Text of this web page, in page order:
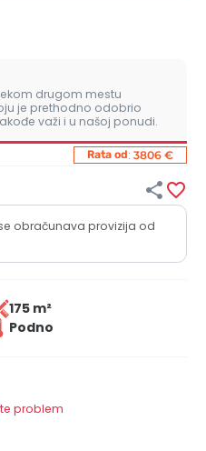
drugom mestu
je prethodno odobrio
važi i u našoj ponudi.
Rata od: 3806 €
 
obračunava provizija od
175 m²
Podno
problem